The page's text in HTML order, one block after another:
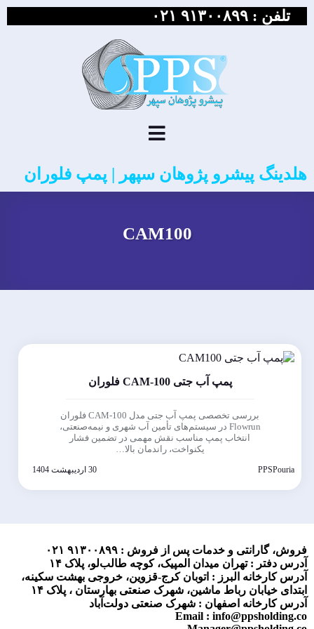
تلفن : ۹۱۳۰۰۸۹۹ ۰۲۱
هلدینگ پیشرو پژوهان سپهر | پمپ فلوران
CAM100
پمپ آب جتی CAM-100 فلوران
بررسی تخصصی پمپ آب جتی مدل CAM-100 فلوران
Flowrun در سیستم‌های تأمین آب شهری و نیمه‌صنعتی،
انتخاب پمپ مناسب نقش مهمی در تضمین فشار
یکنواخت، راندمان بالا…
PPSPouria
فروش، گارانتی و خدمات پس از فروش : ۹۱۳۰۰۸۹۹ ۰۲۱
آدرس دفتر : تهران میدان المپیک، کوچه طالب‌لو، پلاک ۱۴
آدرس کارخانه البرز : اتوبان کرج-قزوین، خروجی بهشت سکینه،
ابتدای خیابان رباط ماشین، شهرک صنعتی بهارستان ، پلاک ۱۴
آدرس کارخانه اصفهان : شهرک صنعتی دولت‌آباد
Email : info@ppsholding.co